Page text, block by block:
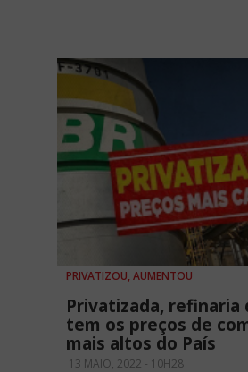
PRIVATIZOU, AUMENTOU
Privatizada, refinaria
tem os preços de
mais altos do País
13 MAIO, 2022 - 10H28